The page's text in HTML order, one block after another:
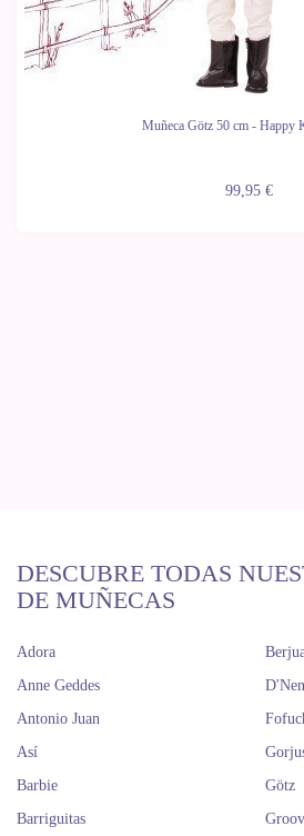
Muñeca Götz 50 cm - Happy
99,95 €
DESCUBRE TODAS
DE MUÑECAS
Adora
Anne Geddes
Antonio Juan
Así
Barbie
Barriguitas
Götz